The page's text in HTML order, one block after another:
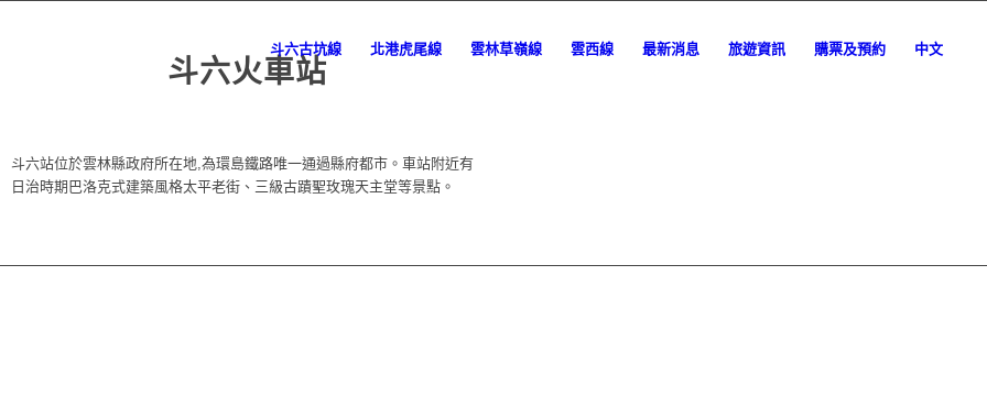
斗六古坑線 北港虎尾線 雲林草嶺線 雲西線 最新消息 旅遊資訊 購票及預約 中文
斗六火車站
斗六站位於雲林縣政府所在地,為環島鐵路唯一通過縣府都市。車站附近有
日治時期巴洛克式建築風格太平老街、三級古蹟聖玫瑰天主堂等景點。